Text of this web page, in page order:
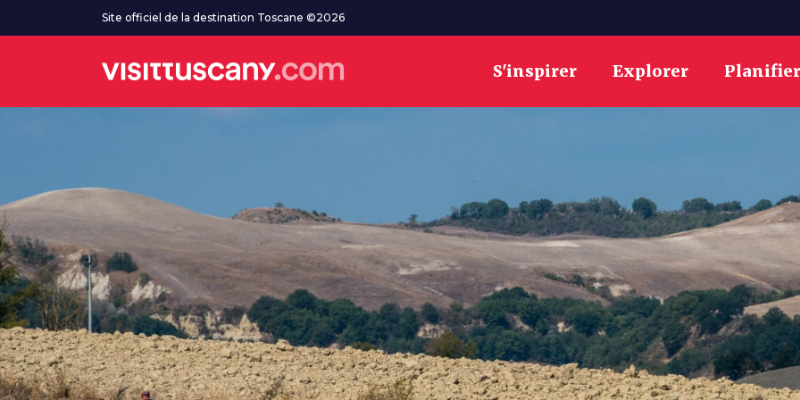
Aller au contenu principalSite officiel de la destination Toscane ©2026
S'inspirer Explorer Planifier